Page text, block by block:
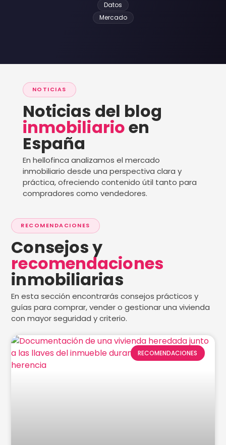
Datos
Mercado
NOTICIAS
Noticias del blog
inmobiliarioen
España
En hellofinca analizamos el mercado
inmobiliario desde una perspectiva clara y
práctica, ofreciendo contenido útil tanto para
compradores como vendedores.
RECOMENDACIONES
Consejos y
recomendaciones
inmobiliarias
En esta sección encontrarás consejos prácticos y
guías para comprar, vender o gestionar una vivienda
con mayor seguridad y criterio.
RECOMENDACIONES